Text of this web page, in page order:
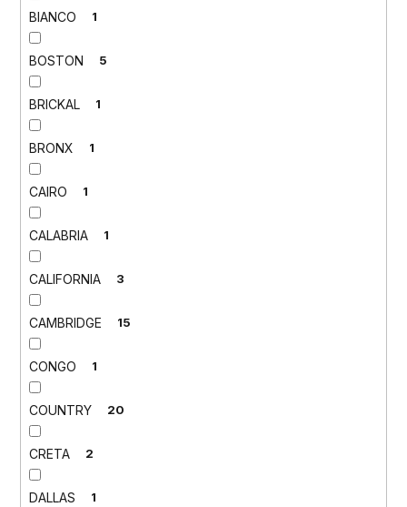
BIANCO 1
BOSTON 5
BRICKAL 1
BRONX 1
CAIRO 1
CALABRIA 1
CALIFORNIA 3
CAMBRIDGE 15
CONGO 1
COUNTRY 20
CRETA 2
DALLAS 1